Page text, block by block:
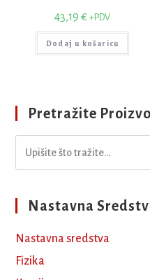
43,19€ +PDV
Dodaj u košaricu
Pretražite
Nastavna
Nastavna sredstva
Fizika